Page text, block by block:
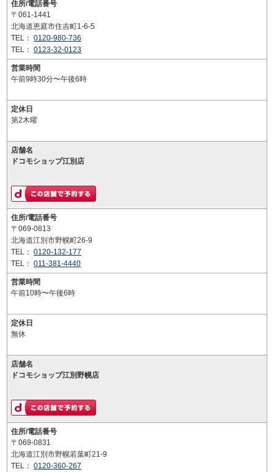
住所/電話番号
〒061-1441
北海道恵庭市住吉町1-6-5
TEL： 0120-980-736
TEL： 0123-32-0123
営業時間
午前9時30分〜午後6時
定休日
第2木曜
店舗名
ドコモショップ江別店
住所/電話番号
〒069-0813
北海道江別市野幌町26-9
TEL： 0120-132-177
TEL： 011-381-4440
営業時間
午前10時〜午後6時
定休日
無休
店舗名
ドコモショップ江別野幌店
住所/電話番号
〒069-0831
北海道江別市野幌若葉町21-9
TEL： 0120-360-267